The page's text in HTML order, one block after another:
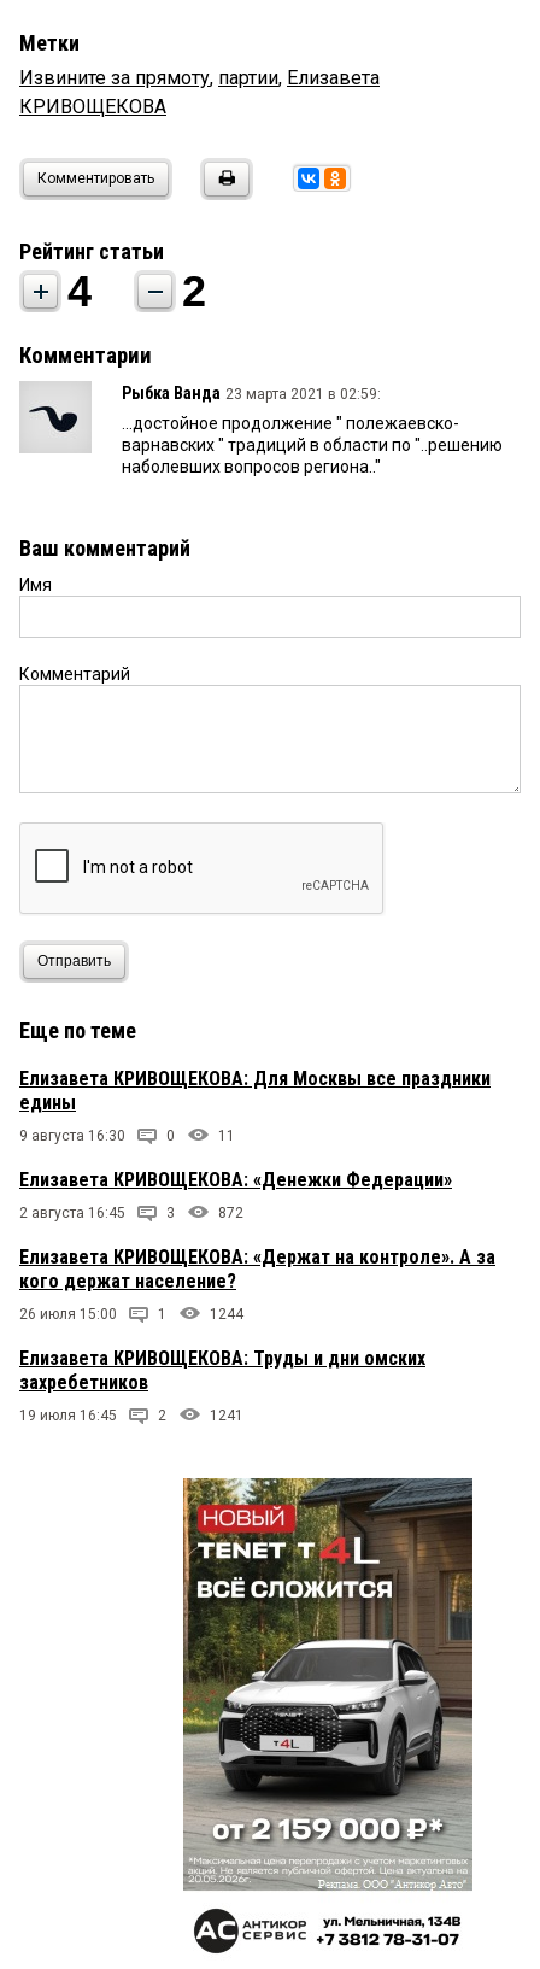
Метки
Извините за прямоту, партии, Елизавета
КРИВОЩЕКОВА
Комментировать
Рейтинг статьи
4 2
Комментарии
Рыбка Ванда 23 марта 2021 в 02:59:
...достойное продолжение " полежаевско-
варнавских " традиций в области по "..решению
наболевших вопросов региона.."
Ваш комментарий
Имя
Комментарий
Отправить
Еще по теме
Елизавета КРИВОЩЕКОВА: Для Москвы все праздники
едины
9 августа 16:30 0 11
Елизавета КРИВОЩЕКОВА: «Денежки Федерации»
2 августа 16:45 3 872
Елизавета КРИВОЩЕКОВА: «Держат на контроле». А за
кого держат население?
26 июля 15:00 1 1244
Елизавета КРИВОЩЕКОВА: Труды и дни омских
захребетников
19 июля 16:45 2 1241